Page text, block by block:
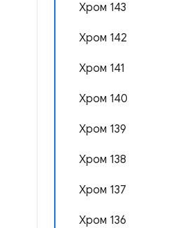
Хром 143
Хром 142
Хром 141
Хром 140
Хром 139
Хром 138
Хром 137
Хром 136